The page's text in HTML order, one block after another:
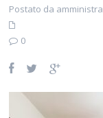
Postato da
0